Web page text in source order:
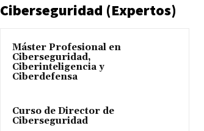
Ciberseguridad (Expertos)
Máster Profesional en
Ciberseguridad,
Ciberinteligencia y
Ciberdefensa
Curso de Director de
Ciberseguridad